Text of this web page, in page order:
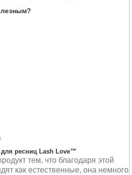
ресниц Lash Love™
тем, что благодаря этой
как естественные, она немного